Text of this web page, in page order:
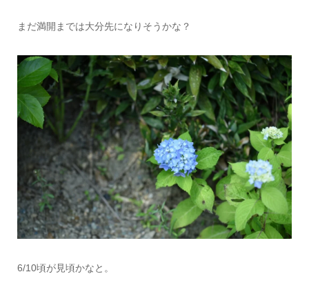
まだ満開までは大分先になりそうかな？
6/10頃が見頃かなと。